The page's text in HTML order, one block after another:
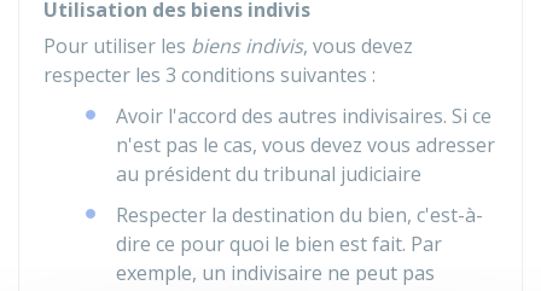
Utilisation des biens indivis
Pour utiliser les biens indivis, vous devez
respecter les 3 conditions suivantes :
Avoir l'accord des autres indivisaires. Si ce
n'est pas le cas, vous devez vous adresser
au président du tribunal judiciaire
Respecter la destination du bien, c'est-à-
dire ce pour quoi le bien est fait. Par
exemple, un indivisaire ne peut pas